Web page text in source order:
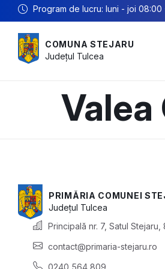
Program de lucru: luni - joi
COMUNA STEJARU
Județul Tulcea
Valea
PRIMĂRIA COMUNEI
Județul Tulcea
Principală nr. 7, Satul Stejaru,
contact@primaria-stejaru.ro
0240 564 809